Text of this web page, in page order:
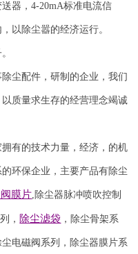
送器，4-20mA标准电流信
以除尘嚣的经济运行。
尘配件，研制的企业，我们
质量求生存的经营理念竭诚
有的技术力量，经济，的机
环保企业，主要产品有除尘
膜片, 除尘器脉冲喷吹控制
， 除尘滤袋 ，除尘骨架系
电磁阀系列，除尘器膜片系